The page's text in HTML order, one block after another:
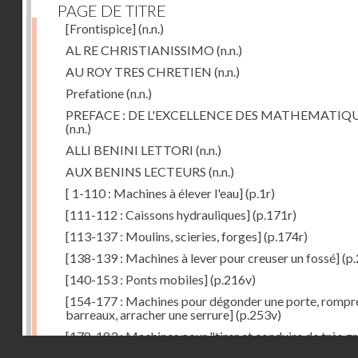
PAGE DE TITRE
[Frontispice](n.n.)
AL RE CHRISTIANISSIMO (n.n.)
AU ROY TRES CHRETIEN (n.n.)
Prefatione(n.n.)
PREFACE : DE L'EXCELLENCE DES
(n.n.)
ALLI BENINI LETTORI (n.n.)
AUX BENINS LECTEURS (n.n.)
[ 1-110 : Machines à élever l'eau](p.1r)
[111-112 : Caissons hydrauliques](p.171r)
[113-137 : Moulins, scieries, forges](p.174r)
[138-139 : Machines à lever pour creuser un fossé]
[140-153 : Ponts mobiles](p.216v)
[154-177 : Machines pour dégonder une porte,
barreaux, arracher une serrure](p.253v)
[178-183 : Machines pour "tirer et conduire de très